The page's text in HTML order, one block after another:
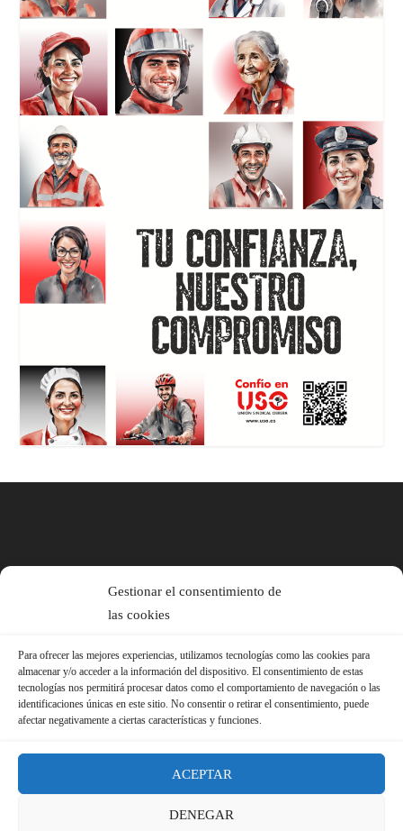
Gestionar el consentimiento de
las cookies
Para ofrecer las mejores experiencias, utilizamos tecnologías como las cookies para
almacenar y/o acceder a la información del dispositivo. El consentimiento de estas
tecnologías nos permitirá procesar datos como el comportamiento de navegación o las
identificaciones únicas en este sitio. No consentir o retirar el consentimiento, puede
afectar negativamente a ciertas características y funciones.
ACEPTAR
DENEGAR